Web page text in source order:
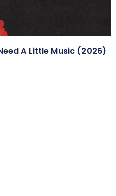
A Little Music (2026)